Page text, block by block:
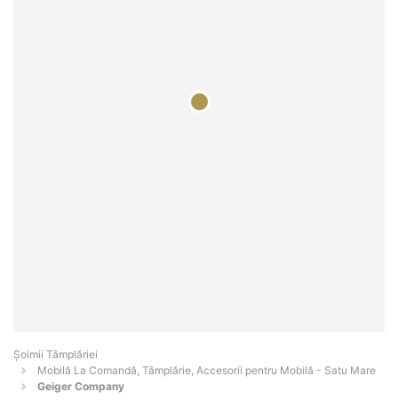
Șoimii Tâmplăriei
Mobilă La Comandă, Tâmplărie, Accesorii pentru Mobilă - Satu Mare
Geiger Company